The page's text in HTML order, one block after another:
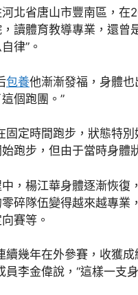
北省唐山市豐南區，在
，讀體育教導專業，還曾
律”。
包養他漸漸發福，身體也
個跑團。”
固定時間跑步，狀態特
跑步，但由于當時身體
，楊江華身體逐漸恢復
碎隊伍變得越來越專業
賽等。
續幾年在外參賽，收獲
員李金偉說，“這樣一支